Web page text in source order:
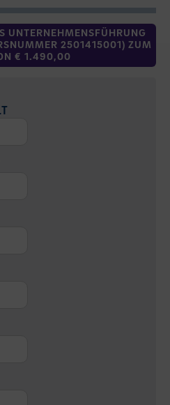
UNTERNEHMENSFÜHRUNG
2501415001) ZUM
€ 1.490,00